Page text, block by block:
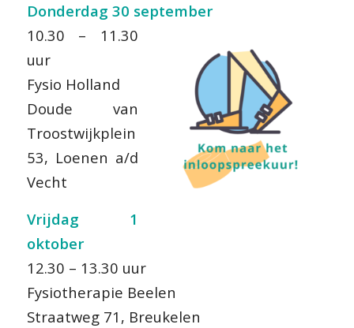
Donderdag 30 september
10.30 – 11.30
uur
Fysio Holland
Doude van
Troostwijkplein
53, Loenen a/d
Vecht
Vrijdag 1
oktober
12.30 – 13.30 uur
Fysiotherapie Beelen
Straatweg 71, Breukelen